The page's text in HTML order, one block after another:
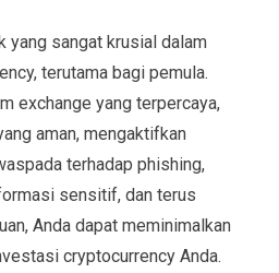
yang sangat krusial dalam
terutama bagi pemula.
exchange yang terpercaya,
aman, mengaktifkan
terhadap phishing,
sensitif, dan terus
Anda dapat meminimalkan
cryptocurrency Anda.